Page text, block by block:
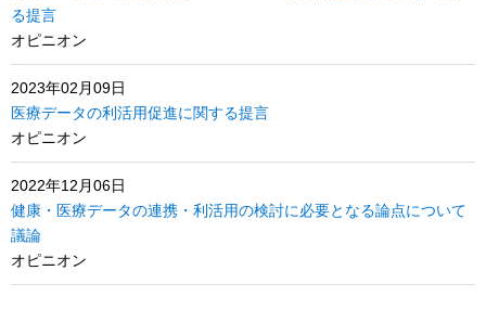
る提言
オピニオン
2023年02月09日
医療データの利活用促進に関する提言
オピニオン
2022年12月06日
健康・医療データの連携・利活用の検討に必要となる論点について
議論
オピニオン